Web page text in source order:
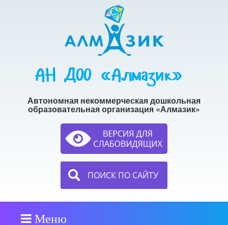
АН ДОО «Алмазик»
Автономная некоммерческая дошкольная
образовательная организация «Алмазик»
ПОИСК ПО САЙТУ
Меню